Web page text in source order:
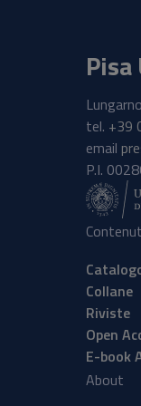
tel. +39
email
P.I.
Collane
Riviste
Open
E-book
About